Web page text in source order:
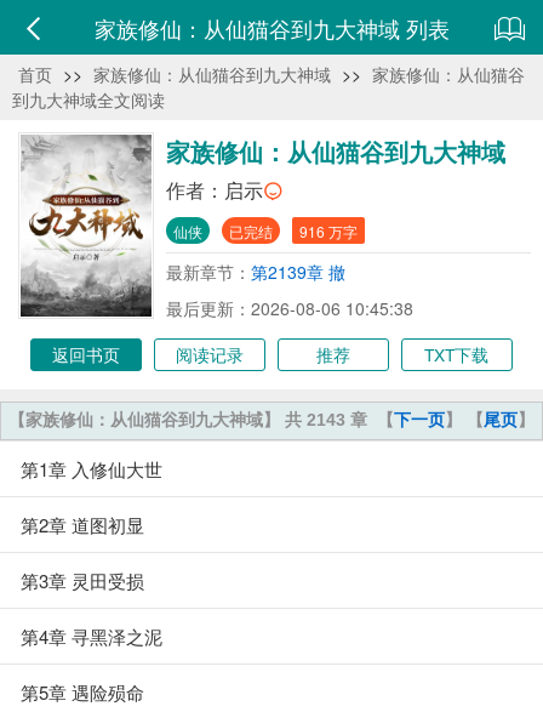
家族修仙：从仙猫谷到九大神域 列表
首页 >> 家族修仙：从仙猫谷到九大神域 >> 家族修仙：从仙猫谷
到九大神域全文阅读
家族修仙：从仙猫谷到九大神域
作者： 启示
仙侠 已完结 916 万字
最新章节： 第2139章 撤
最后更新：2026-08-06 10:45:38
返回书页
阅读记录 推荐 TXT下载
【下一页】 【尾页】
【家族修仙：从仙猫谷到九大神域】 共 2143 章
第1章 入修仙大世
第2章 道图初显
第3章 灵田受损
第4章 寻黑泽之泥
第5章 遇险殒命